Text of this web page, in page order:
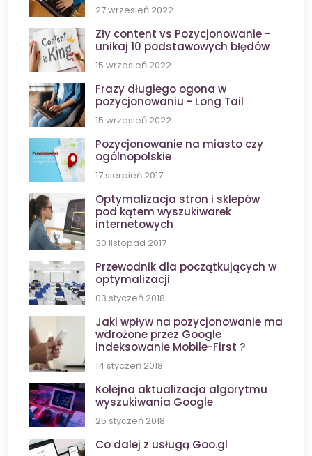
27 wrzesień 2022
Zły content vs Pozycjonowanie -
unikaj 10 podstawowych błędów
15 wrzesień 2022
Frazy długiego ogona w
pozycjonowaniu - Long Tail
15 wrzesień 2022
Pozycjonowanie na miasto czy
ogólnopolskie
17 sierpień 2017
Optymalizacja stron i sklepów
pod kątem wyszukiwarek
internetowych
30 listopad 2017
Przewodnik dla początkujących w
optymalizacji
03 styczeń 2018
Jaki wpływ na pozycjonowanie ma
wdrożone przez Google
indeksowanie Mobile-First ?
14 styczeń 2018
Kolejna aktualizacja algorytmu
wyszukiwania Google
25 styczeń 2018
Co dalej z usługą Goo.gl